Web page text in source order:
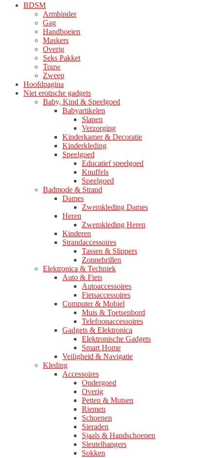
BDSM
Armbinder
Gag
Handboeien
Maskers
Overig
Seks Pakket
Touw
Zweep
Hoofdpagina
Niet erotische gadgets
Baby, Kind & Speelgoed
Babyartikelen
Slapen
Verzorging
Kinderkamer & Decoratie
Kinderkleding
Speelgoed
Educatief speelgoed
Knuffels
Speelgoed
Badmode & Strand
Dames
Zwemkleding Dames
Heren
Zwemkleding Heren
Kinderen
Strandaccessoires
Tassen & Slippers
Zonnebrillen
Elektronica & Techniek
Auto & Fiets
Autoaccessoires
Fietsaccessoires
Computer & Mobiel
Muis & Toetsenbord
Telefoonaccessoires
Gadgets & Elektronica
Elektronische Gadgets
Smart Home
Veiligheid & Navigatie
Kleding
Accessoires
Ondergoed
Overig
Petten & Mutsen
Riemen
Schoenen
Sieraden
Sjaals & Handschoenen
Sleutelhangers
Sokken